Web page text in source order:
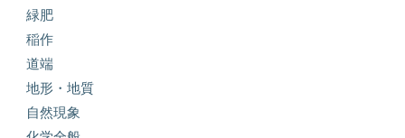
緑肥
稲作
道端
地形・地質
自然現象